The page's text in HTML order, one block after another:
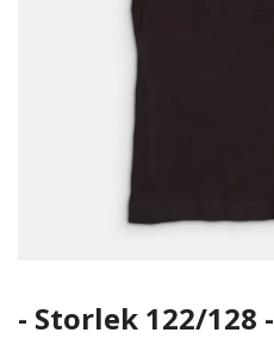
- Storlek 122/128 -